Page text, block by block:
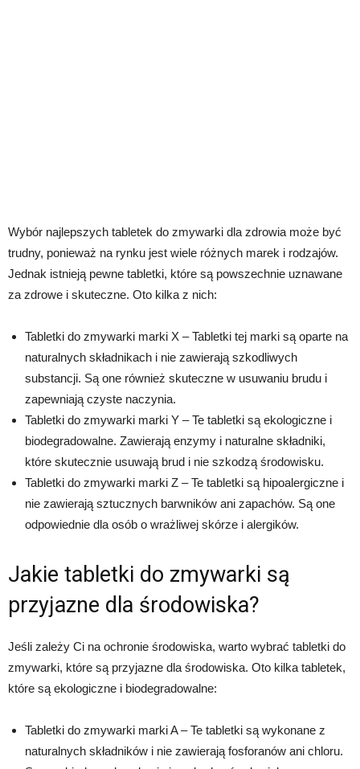
Wybór najlepszych tabletek do zmywarki dla zdrowia może być
trudny, ponieważ na rynku jest wiele różnych marek i rodzajów.
Jednak istnieją pewne tabletki, które są powszechnie uznawane
za zdrowe i skuteczne. Oto kilka z nich:
Tabletki do zmywarki marki X – Tabletki tej marki są oparte na
naturalnych składnikach i nie zawierają szkodliwych
substancji. Są one również skuteczne w usuwaniu brudu i
zapewniają czyste naczynia.
Tabletki do zmywarki marki Y – Te tabletki są ekologiczne i
biodegradowalne. Zawierają enzymy i naturalne składniki,
które skutecznie usuwają brud i nie szkodzą środowisku.
Tabletki do zmywarki marki Z – Te tabletki są hipoalergiczne i
nie zawierają sztucznych barwników ani zapachów. Są one
odpowiednie dla osób o wrażliwej skórze i alergików.
Jakie tabletki do zmywarki są
przyjazne dla środowiska?
Jeśli zależy Ci na ochronie środowiska, warto wybrać tabletki do
zmywarki, które są przyjazne dla środowiska. Oto kilka tabletek,
które są ekologiczne i biodegradowalne:
Tabletki do zmywarki marki A – Te tabletki są wykonane z
naturalnych składników i nie zawierają fosforanów ani chloru.